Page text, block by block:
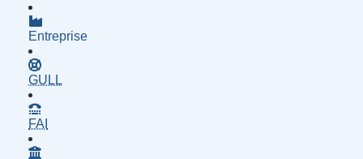
Entreprise
GULL
FAI